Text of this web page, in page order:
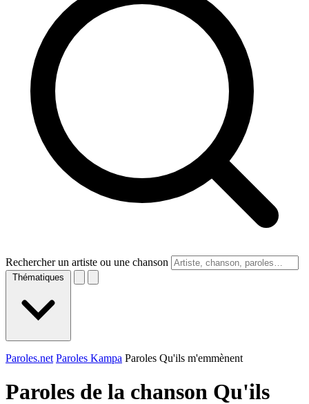
Rechercher un artiste ou une chanson
Thématiques
Paroles.net Paroles Kampa Paroles Qu'ils m'emmènent
Paroles de la chanson Qu'ils